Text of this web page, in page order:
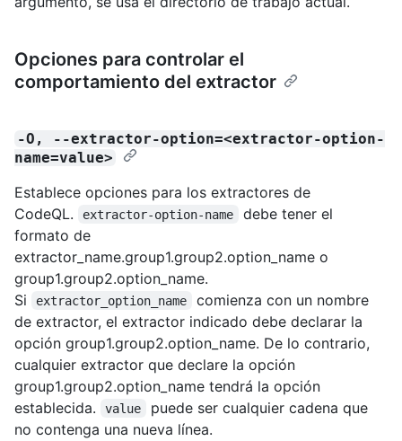
Opciones para controlar el
comportamiento del extractor
-O, --extractor-option=<extractor-option-
name=value>
Establece opciones para los extractores de
CodeQL.
extractor-option-name
debe tener el
formato de
extractor_name.group1.group2.option_name o
group1.group2.option_name.
Si
extractor_option_name
comienza con un nombre
de extractor, el extractor indicado debe declarar la
opción group1.group2.option_name. De lo contrario,
cualquier extractor que declare la opción
group1.group2.option_name tendrá la opción
establecida.
value
puede ser cualquier cadena que
no contenga una nueva línea.